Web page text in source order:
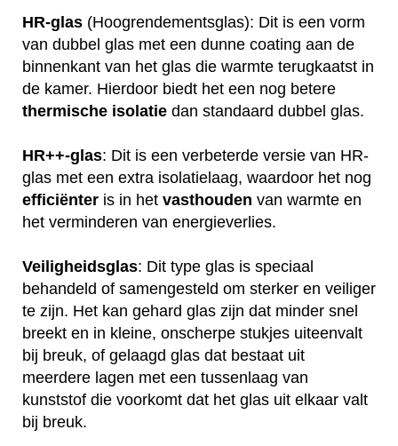
HR-glas (Hoogrendementsglas): Dit is een vorm
van dubbel glas met een dunne coating aan de
binnenkant van het glas die warmte terugkaatst in
de kamer. Hierdoor biedt het een nog betere
thermische isolatie dan standaard dubbel glas.
HR++-glas: Dit is een verbeterde versie van HR-
glas met een extra isolatielaag, waardoor het nog
efficiënter is in het vasthouden van warmte en
het verminderen van energieverlies.
Veiligheidsglas: Dit type glas is speciaal
behandeld of samengesteld om sterker en veiliger
te zijn. Het kan gehard glas zijn dat minder snel
breekt en in kleine, onscherpe stukjes uiteenvalt
bij breuk, of gelaagd glas dat bestaat uit
meerdere lagen met een tussenlaag van
kunststof die voorkomt dat het glas uit elkaar valt
bij breuk.